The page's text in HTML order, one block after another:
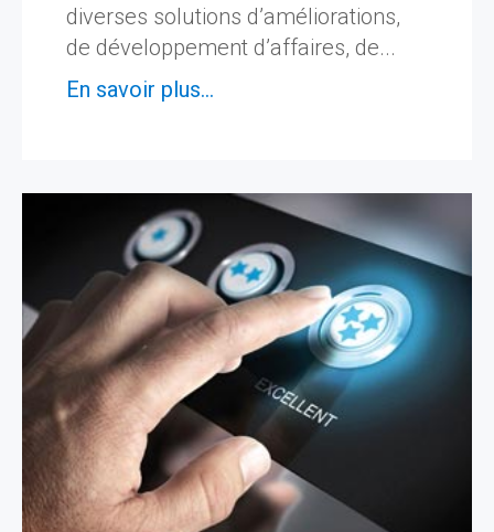
diverses solutions d’améliorations,
de développement d’affaires, de...
En savoir plus...